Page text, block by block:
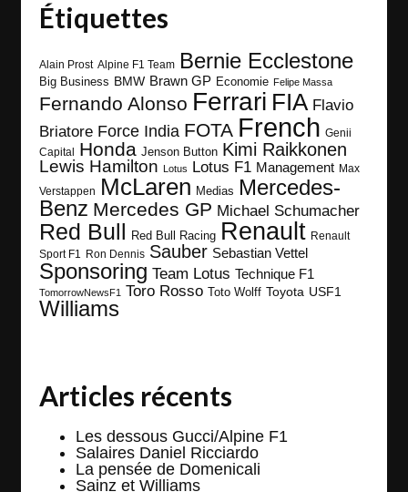
Étiquettes
Alain Prost Alpine F1 Team Bernie Ecclestone
Big Business BMW Brawn GP Economie Felipe Massa
Fernando Alonso Ferrari FIA Flavio
Briatore Force India FOTA French Genii
Capital
Honda Jenson Button Kimi Raikkonen
Lewis Hamilton Lotus Lotus F1 Management Max
Verstappen McLaren Medias
Mercedes-
Benz Mercedes GP Michael Schumacher
Red Bull Red Bull Racing Renault Renault
Sport F1 Ron Dennis Sauber Sebastian Vettel
Sponsoring Team Lotus Technique F1
TomorrowNewsF1 Toro Rosso Toto Wolff Toyota USF1
Williams
Articles récents
Les dessous Gucci/Alpine F1
Salaires Daniel Ricciardo
La pensée de Domenicali
Sainz et Williams